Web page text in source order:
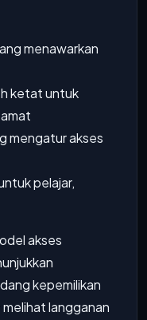
menawarkan
ketat untuk
mengatur akses
pelajar,
akses
kepemilikan
langganan